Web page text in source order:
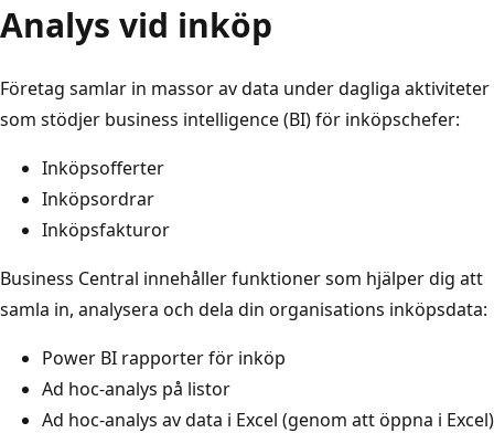
Analys vid inköp
Företag samlar in massor av data under dagliga aktiviteter
som stödjer business intelligence (BI) för inköpschefer:
Inköpsofferter
Inköpsordrar
Inköpsfakturor
Business Central innehåller funktioner som hjälper dig att
samla in, analysera och dela din organisations inköpsdata:
Power BI rapporter för inköp
Ad hoc-analys på listor
Ad hoc-analys av data i Excel (genom att öppna i Excel)